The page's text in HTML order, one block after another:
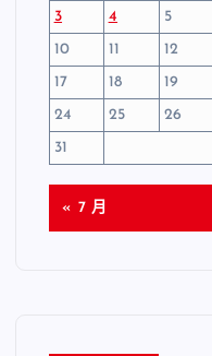
3
4 5
10
11 12
17
18 19
24
25 26
31
« 7 月